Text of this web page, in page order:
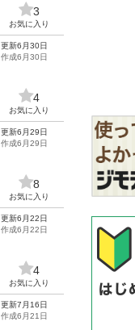
3
お気に入り
更新6月30日
作成6月30日
4
お気に入り
更新6月29日
作成6月29日
8
お気に入り
更新6月22日
作成6月22日
4
お気に入り
更新7月16日
作成6月21日